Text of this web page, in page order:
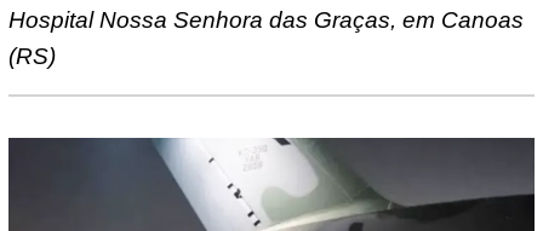
Hospital Nossa Senhora das Graças, em Canoas
(RS)